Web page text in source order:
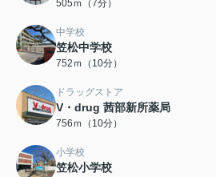
505ｍ（7分）
中学校
笠松中学校
752ｍ（10分）
ドラッグストア
V・drug 茜部新所薬局
756ｍ（10分）
小学校
笠松小学校